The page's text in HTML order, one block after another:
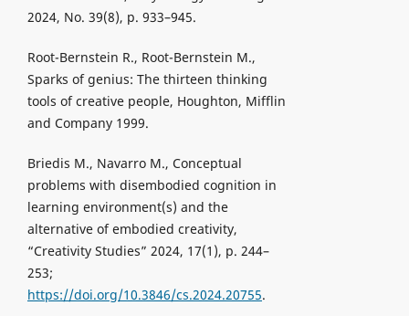
2024, No. 39(8), p. 933–945.
Root-Bernstein R., Root-Bernstein M.,
Sparks of genius: The thirteen thinking
tools of creative people, Houghton, Mifflin
and Company 1999.
Briedis M., Navarro M., Conceptual
problems with disembodied cognition in
learning environment(s) and the
alternative of embodied creativity,
“Creativity Studies” 2024, 17(1), p. 244–
253;
https://doi.org/10.3846/cs.2024.20755.